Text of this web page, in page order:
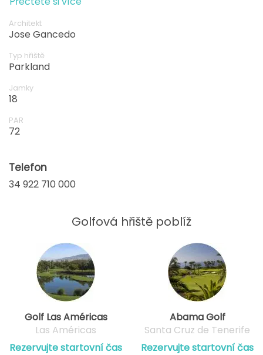
experience the unique features that have earned
Golf Costa Adeje high praise as one of the best
courses in Southern Europe.
Architekt
Jose Gancedo
Typ hřiště
Parkland
Jamky
18
PAR
72
Telefon
34 922 710 000
Golfová hřiště poblíž
Golf Las Américas
Las Américas
Rezervujte startovní čas
Abama Golf
Santa Cruz de Tenerife
Rezervujte startovní čas